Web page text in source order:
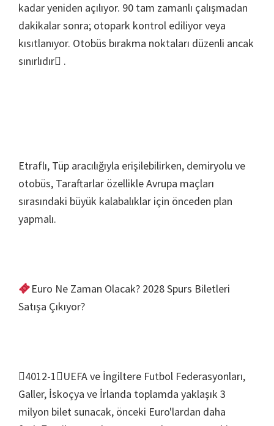
kadar yeniden açılıyor. 90 tam zamanlı çalışmadan
dakikalar sonra; otopark kontrol ediliyor veya
kısıtlanıyor. Otobüs bırakma noktaları düzenli ancak
sınırlıdır .
Etraflı, Tüp aracılığıyla erişilebilirken, demiryolu ve
otobüs, Taraftarlar özellikle Avrupa maçları
sırasındaki büyük kalabalıklar için önceden plan
yapmalı.
Euro Ne Zaman Olacak? 2028 Spurs Biletleri
Satışa Çıkıyor?
4012-1UEFA ve İngiltere Futbol Federasyonları,
Galler, İskoçya ve İrlanda toplamda yaklaşık 3
milyon bilet sunacak, önceki Euro'lardan daha